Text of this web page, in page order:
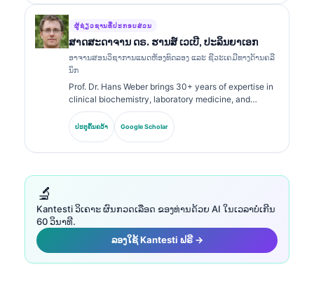
ຜູ້ຊ່ຽວຊານທີ່ປະກອບສ່ວນ
ສາດສະດາຈານ ດຣ. ຮານສ໌ ເວເບີ, ປະລິນຍາເອກ
ອາຈານສອນວິຊາການແພດຫ້ອງທົດລອງ ແລະ ຊີວະເຄມີທາງດ້ານຄລີ
ນິກ
Prof. Dr. Hans Weber brings 30+ years of expertise in
clinical biochemistry, laboratory medicine, and
biomarker research. Former President of the German
Society for Clinical Chemistry, he specializes in
diagnostic panel analysis, biomarker standardization,
ປະຕູຄົ້ນຄວ້າ Google Scholar
🔬
Kantesti ວິເຄາະ ຜົນກວດເລືອດ ຂອງທ່ານດ້ວຍ AI ໃນເວລາບໍ່ເກີນ
60 ວິນາທີ.
ລອງໃຊ້ Kantesti ຟຣີ →